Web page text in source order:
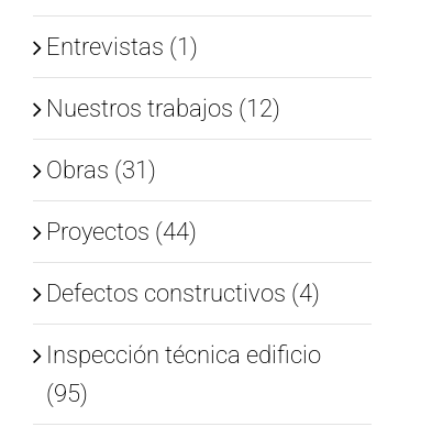
Entrevistas (1)
Nuestros trabajos (12)
Obras (31)
Proyectos (44)
Defectos constructivos (4)
Inspección técnica edificio
(95)